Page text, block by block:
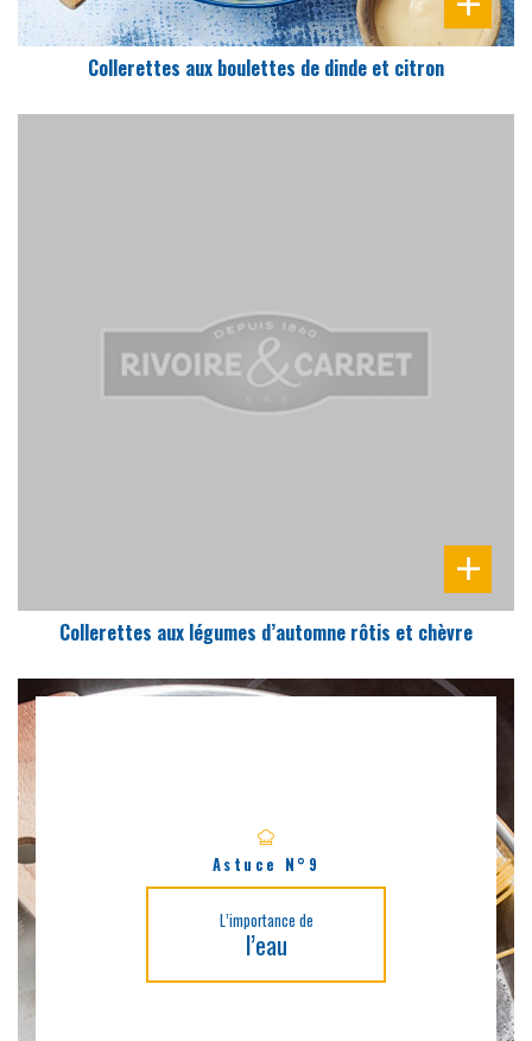
Collerettes aux boulettes de dinde et citron
Collerettes aux légumes d’automne rôtis et chèvre
Astuce N°9
L’importance de
l’eau